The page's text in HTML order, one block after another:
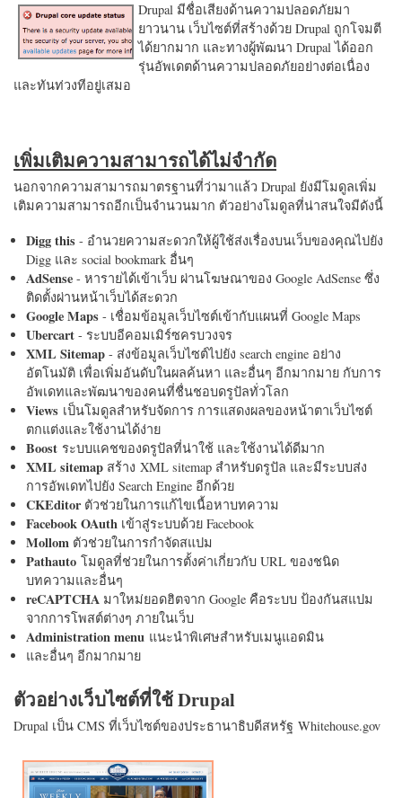
Drupal มีชื่อเสียงด้านความปลอดภัยมา
ยาวนาน เว็บไซต์ที่สร้างด้วย Drupal ถูกโจมตี
ได้ยากมาก และทางผู้พัฒนา Drupal ได้ออก
รุ่นอัพเดตด้านความปลอดภัยอย่างต่อเนื่อง
และทันท่วงทีอยู่เสมอ
เพิ่มเติมความสามารถได้ไม่จำกัด
นอกจากความสามารถมาตรฐานที่ว่ามาแล้ว Drupal ยังมีโมดูลเพิ่ม
เติมความสามารถอีกเป็นจำนวนมาก ตัวอย่างโมดูลที่น่าสนใจมีดังนี้
Digg this - อำนวยความสะดวกให้ผู้ใช้ส่งเรื่องบนเว็บของคุณไปยัง
Digg และ social bookmark อื่นๆ
AdSense - หารายได้เข้าเว็บ ผ่านโฆษณาของ Google AdSense ซึ่ง
ติดตั้งผ่านหน้าเว็บได้สะดวก
Google Maps - เชื่อมข้อมูลเว็บไซต์เข้ากับแผนที่ Google Maps
Ubercart - ระบบอีคอมเมิร์ซครบวงจร
XML Sitemap - ส่งข้อมูลเว็บไซต์ไปยัง search engine อย่าง
อัตโนมัติ เพื่อเพิ่มอันดับในผลค้นหา และอื่นๆ อีกมากมาย กับการ
อัพเดทและพัฒนาของคนที่ชื่นชอบดรูปัลทั่วโลก
Views เป็นโมดูลสำหรับจัดการ การแสดงผลของหน้าตาเว็บไซต์
ตกแต่งและใช้งานได้ง่าย
Boost ระบบแคชของดรูปัลที่น่าใช้ และใช้งานได้ดีมาก
XML sitemap สร้าง XML sitemap สำหรับดรูปัล และมีระบบส่ง
การอัพเดทไปยัง Search Engine อีกด้วย
CKEditorตัวช่วยในการแก้ไขเนื้อหาบทความ
Facebook OAuth เข้าสู่ระบบด้วย Facebook
Mollom ตัวช่วยในการกำจัดสแปม
Pathauto โมดูลที่ช่วยในการตั้งค่าเกี่ยวกับ URL ของชนิด
บทความและอื่นๆ
reCAPTCHA มาใหม่ยอดฮิตจาก Google คือระบบ ป้องกันสแปม
จากการโพสต์ต่างๆ ภายในเว็บ
Administration menu แนะนำพิเศษสำหรับเมนูแอดมิน
และอื่นๆ อีกมากมาย
ตัวอย่างเว็บไซต์ที่ใช้ Drupal
Drupal เป็น CMS ที่เว็บไซต์ของประธานาธิบดีสหรัฐ Whitehouse.gov